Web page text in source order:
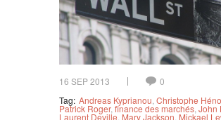
16 SEP 2013
0
Tag: Andreas Kyprianou Christophe
Patrick Roger, finance des marchés John
Laurent Deville Mary Jackson Mickael